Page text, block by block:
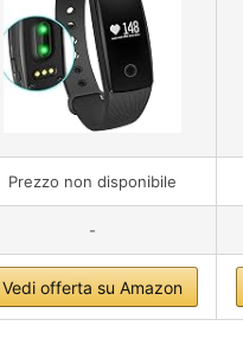
Prezzo non disponibile
-
Vedi offerta su Amazon